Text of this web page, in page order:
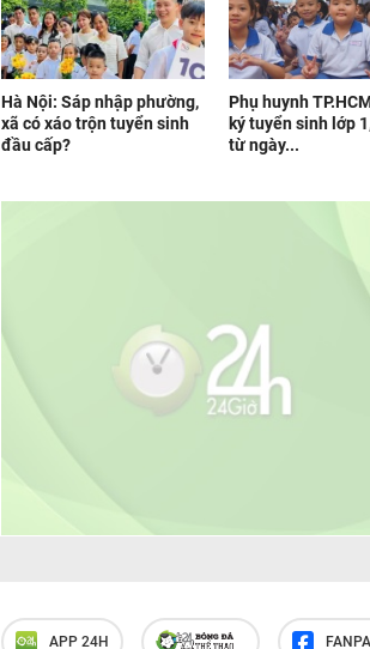
Hà Nội: Sáp nhập phường,
xã có xáo trộn tuyển sinh
đầu cấp?
Phụ huynh
ký tuyển sinh lớp
từ ngày...
APP 24H